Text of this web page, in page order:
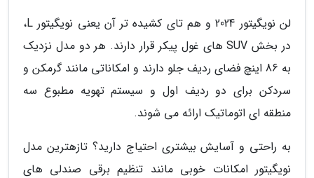
لن نویگیتور 2024 و هم تای کشیده تر آن یعنی نویگیتور L،
در بخش SUV های غول پیکر قرار دارند. هر دو مدل نزدیک
به 86 اینچ فضای ردیف جلو دارند و امکاناتی مانند گرمکن و
سردکن برای دو ردیف اول و سیستم تهویه مطبوع سه
منطقه ای اتوماتیک ارائه می شوند.
به راحتی و آسایش بیشتری احتیاج دارید؟ تازهترین مدل
نویگیتور امکانات خوبی مانند تنظیم برقی صندلی های